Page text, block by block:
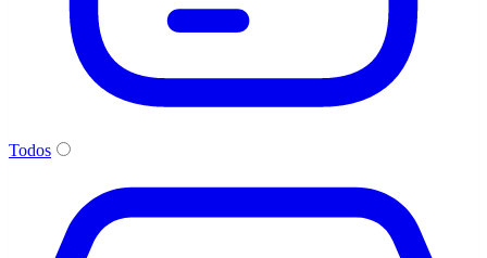
Todos